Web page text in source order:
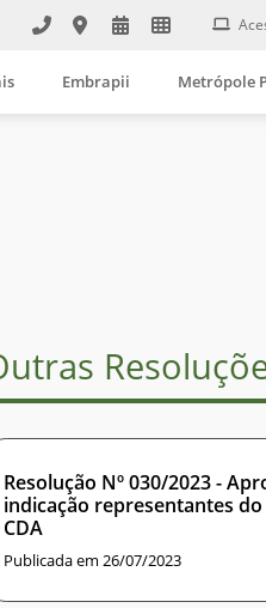
Embrapii Metrópole
Resolução Nº 030/2023 -
indicação representantes do
CDA
Publicada em 26/07/2023